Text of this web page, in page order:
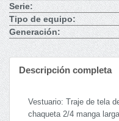
Serie:
Tipo de equipo:
Generación:
Descripción completa
Vestuario: Traje de tela
chaqueta 2/4 manga